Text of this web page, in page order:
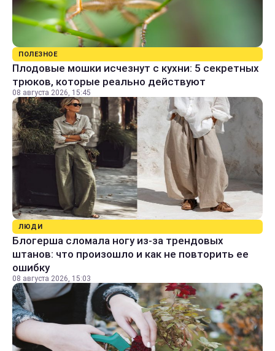
ПОЛЕЗНОЕ
Плодовые мошки исчезнут с кухни: 5 секретных
трюков, которые реально действуют
08 августа 2026, 15:45
ЛЮДИ
Блогерша сломала ногу из-за трендовых
штанов: что произошло и как не повторить ее
ошибку
08 августа 2026, 15:03